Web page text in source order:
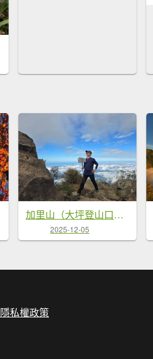
加里山（大坪登山口大O繞）
2025-12-05
隱私權政策